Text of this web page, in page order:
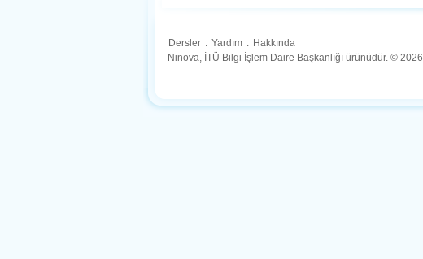
Dersler . Yardım . Hakkında
Ninova, İTÜ Bilgi İşlem Daire Başkanlığı ürünüdür. © 2026